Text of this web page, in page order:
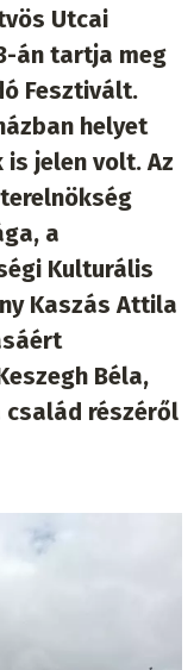
Utcai
án tartja meg
Fesztivált.
helyet
jelen volt. Az
a
Kulturális
Kaszás Attila
Béla,
család részéről